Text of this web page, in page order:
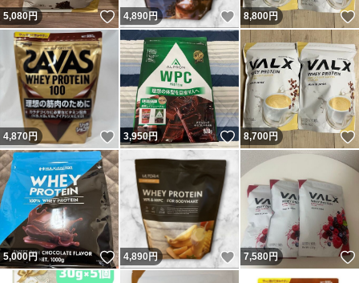
5,080円 いいね！
4,890 円 いいね！
8,800円
4,870円 いいね！
3,950円 いいね！
8,700円
5,000円 いいね！
4,890 円 いいね！
7,580円